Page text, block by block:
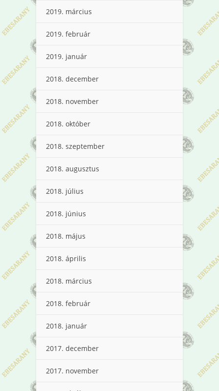
2019. március
2019. február
2019. január
2018. december
2018. november
2018. október
2018. szeptember
2018. augusztus
2018. július
2018. június
2018. május
2018. április
2018. március
2018. február
2018. január
2017. december
2017. november